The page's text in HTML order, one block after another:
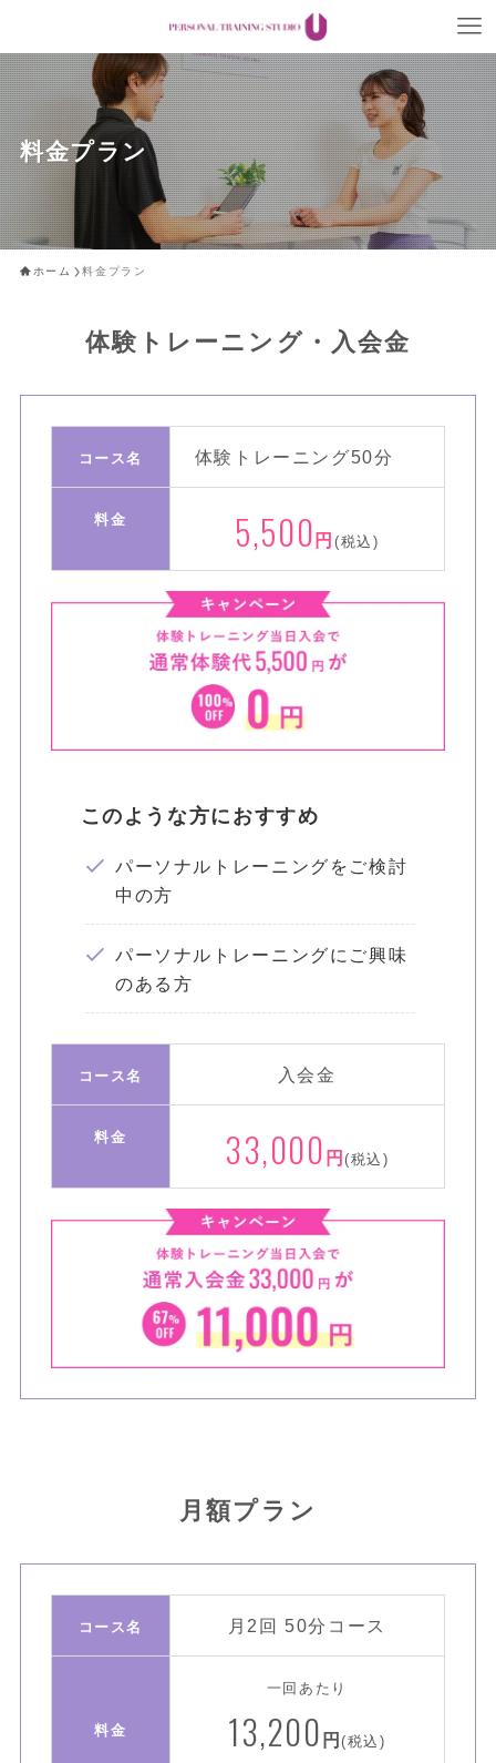
料金プラン
ホーム 料金プラン
体験トレーニング・入会金
コース名 体験トレーニング50分
料金 5,500 円 (税込)
このような方におすすめ
パーソナルトレーニングをご検討
中の方
パーソナルトレーニングにご興味
のある方
コース名 入会金
料金 33,000 円(税込)
月額プラン
コース名 月2回 50分コース
料金
一回あたり
13,200 円(税込)